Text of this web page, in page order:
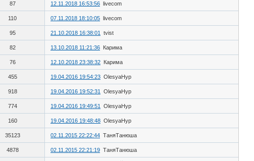
87 12.11.2018 16:53:56 livecom
110 07.11.2018 18:10:05 livecom
95 21.10.2018 16:38:01 tvist
82 13.10.2018 11:21:36 Карима
76 12.10.2018 23:38:32 Карима
455 19.04.2016 19:54:23 OlesyaHyp
918 19.04.2016 19:52:31 OlesyaHyp
774 19.04.2016 19:49:51 OlesyaHyp
160 19.04.2016 19:48:48 OlesyaHyp
35123 02.11.2015 22:22:44 ТаняТанюша
4878 02.11.2015 22:21:19 ТаняТанюша